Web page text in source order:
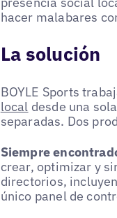
hacer malabares
La solución
BOYLE Sports
local desde una
separadas. Dos
Siempre
crear, optimizar y
directorios,
único panel de